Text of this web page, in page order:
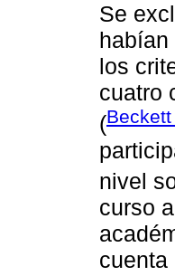
Se
habían
los
cuatro
(
nivel
curso
cuenta